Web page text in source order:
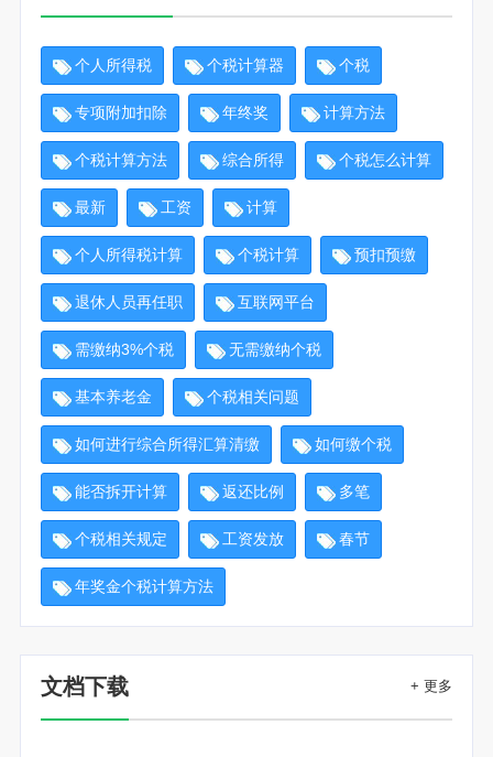
个人所得税 个税计算器 个税
专项附加扣除 年终奖 计算方法
个税计算方法 综合所得 个税怎么计算
最新 工资 计算
个人所得税计算 个税计算 预扣预缴
退休人员再任职 互联网平台
需缴纳3%个税 无需缴纳个税
基本养老金 个税相关问题
如何进行综合所得汇算清缴 如何缴个税
能否拆开计算 返还比例 多笔
个税相关规定 工资发放 春节
年奖金个税计算方法
文档下载 + 更多